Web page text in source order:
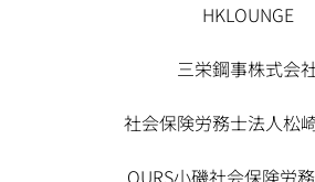
HKLOUNGE
三栄鋼事株式会
社会保険労務士法人松
OURS小磯社会保険労